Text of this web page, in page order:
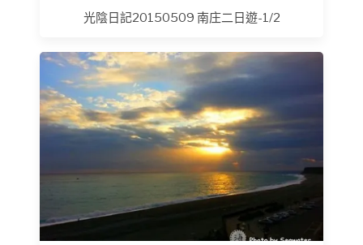
光陰日記20150509 南庄二日遊-1/2